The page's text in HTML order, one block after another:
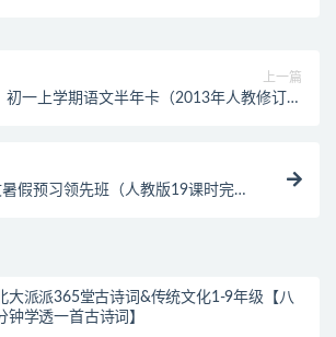
上一篇
初一上学期语文半年卡（2013年人教修订版
假预习领先班（人教版19课时完
大派派365堂古诗词&传统文化1-9年级【八
钟学透一首古诗词】